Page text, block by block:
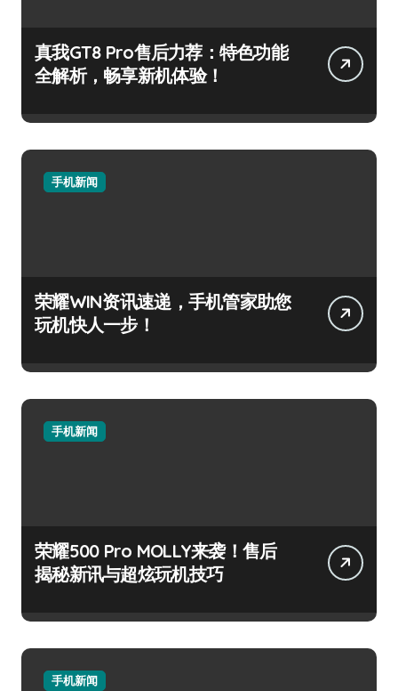
真我GT8 Pro售后力荐：特色功能
全解析，畅享新机体验！
手机新闻
荣耀WIN资讯速递，手机管家助您
玩机快人一步！
手机新闻
荣耀500 Pro MOLLY来袭！售后
揭秘新讯与超炫玩机技巧
手机新闻